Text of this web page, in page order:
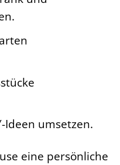
Ideen umsetzen.
eine persönliche